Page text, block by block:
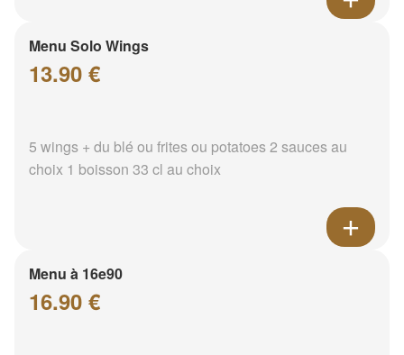
Menu Solo Wings
13.90 €
5 wings + du blé ou frites ou potatoes 2 sauces au
choix 1 boisson 33 cl au choix
Menu à 16e90
16.90 €